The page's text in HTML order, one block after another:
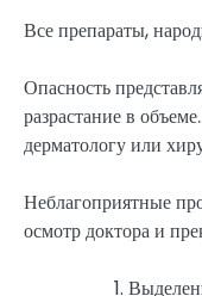
Все препараты,
Опасность
разрастание в
дерматологу или
Неблагоприятные
осмотр доктора и